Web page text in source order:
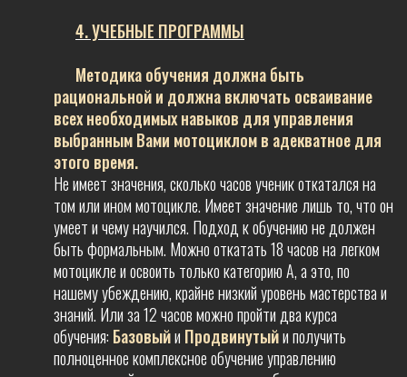
4. УЧЕБНЫЕ ПРОГРАММЫ
Методика обучения должна быть
рациональной и должна включать осваивание
всех необходимых навыков для управления
выбранным Вами мотоциклом в адекватное для
этого время.
Не имеет значения, сколько часов ученик откатался на
том или ином мотоцикле. Имеет значение лишь то, что он
умеет и чему научился. Подход к обучению не должен
быть формальным. Можно откатать 18 часов на легком
мотоцикле и освоить только категорию А, а это, по
нашему убеждению, крайне низкий уровень мастерства и
знаний. Или за 12 часов можно пройти два курса
обучения: Базовыйи Продвинутыйи получить
полноценное комплексное обучение управлению